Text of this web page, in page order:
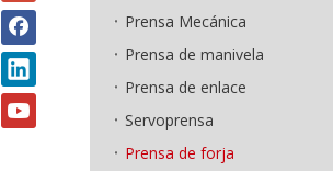
Prensa Mecánica
Prensa de manivela
Prensa de enlace
Servoprensa
Prensa de forja